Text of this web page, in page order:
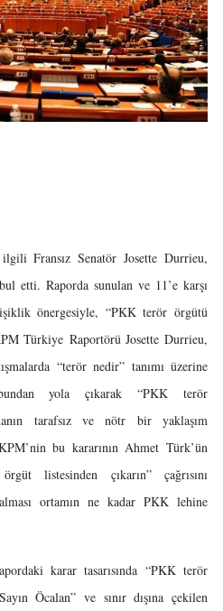
Senatör Josette Durrieu,
etti. Raporda sunulan ve 11’e karşı
önergesiyle, “PKK terör örgütü
Türkiye Raportörü Josette Durrieu,
“terör nedir” tanımı üzerine
bundan yola çıkarak “PKK terör
tarafsız ve nötr bir yaklaşım
bu kararının Ahmet Türk’ün
listesinden çıkarın” çağrısını
ortamın ne kadar PKK lehine
karar tasarısında “PKK terör
Öcalan” ve sınır dışına çekilen